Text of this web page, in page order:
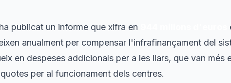
publicat un informe que xifra en
anualment per compensar l'infrafinançament del
en despeses addicionals per a les llars, que van més
per al funcionament dels centres.